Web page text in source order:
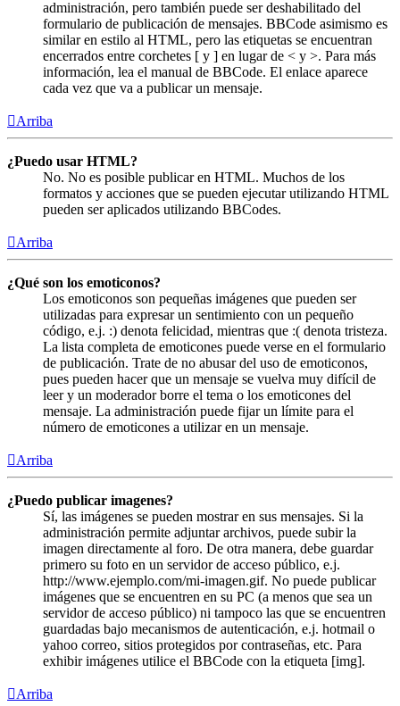
administración, pero también puede ser deshabilitado del
formulario de publicación de mensajes. BBCode asimismo es
similar en estilo al HTML, pero las etiquetas se encuentran
encerrados entre corchetes [ y ] en lugar de < y >. Para más
información, lea el manual de BBCode. El enlace aparece
cada vez que va a publicar un mensaje.
Arriba
¿Puedo usar HTML?
No. No es posible publicar en HTML. Muchos de los
formatos y acciones que se pueden ejecutar utilizando HTML
pueden ser aplicados utilizando BBCodes.
Arriba
¿Qué son los emoticonos?
Los emoticonos son pequeñas imágenes que pueden ser
utilizadas para expresar un sentimiento con un pequeño
código, e.j. :) denota felicidad, mientras que :( denota tristeza.
La lista completa de emoticones puede verse en el formulario
de publicación. Trate de no abusar del uso de emoticonos,
pues pueden hacer que un mensaje se vuelva muy difícil de
leer y un moderador borre el tema o los emoticones del
mensaje. La administración puede fijar un límite para el
número de emoticones a utilizar en un mensaje.
Arriba
¿Puedo publicar imagenes?
Sí, las imágenes se pueden mostrar en sus mensajes. Si la
administración permite adjuntar archivos, puede subir la
imagen directamente al foro. De otra manera, debe guardar
primero su foto en un servidor de acceso público, e.j.
http://www.ejemplo.com/mi-imagen.gif. No puede publicar
imágenes que se encuentren en su PC (a menos que sea un
servidor de acceso público) ni tampoco las que se encuentren
guardadas bajo mecanismos de autenticación, e.j. hotmail o
yahoo correo, sitios protegidos por contraseñas, etc. Para
exhibir imágenes utilice el BBCode con la etiqueta [img].
Arriba